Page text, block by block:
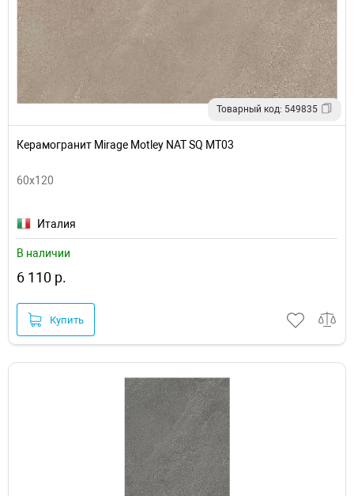
Товарный код: 549835
Керамогранит Mirage Motley NAT SQ MT03
60x120
Италия
В наличии
6 110 р.
Купить